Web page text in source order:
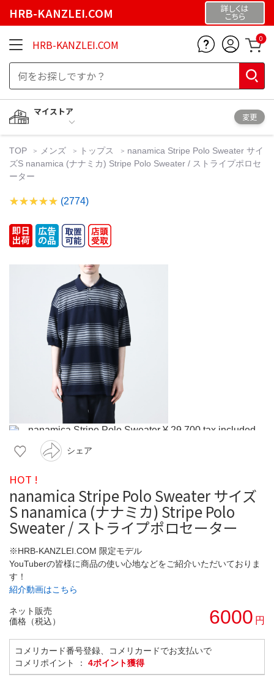
HRB-KANZLEI.COM 詳しくは
こちら
HRB-KANZLEI.COM 0
マイストア
変更
TOP メンズ トップス
nanamica Stripe Polo Sweater サイ
ズS nanamica (ナナミカ) Stripe Polo Sweater / ストライプポロセ
ーター
(2774)
シェア
HOT !
nanamica Stripe Polo Sweater サイズ
S nanamica (ナナミカ) Stripe Polo
Sweater / ストライプポロセーター
※HRB-KANZLEI.COM 限定モデル
YouTuberの皆様に商品の使い心地などをご紹介いただいておりま
す！
紹介動画はこちら
ネット販売
価格（税込）
6000 円
コメリカード番号登録、コメリカードでお支払いで
コメリポイント ： 4ポイント獲得